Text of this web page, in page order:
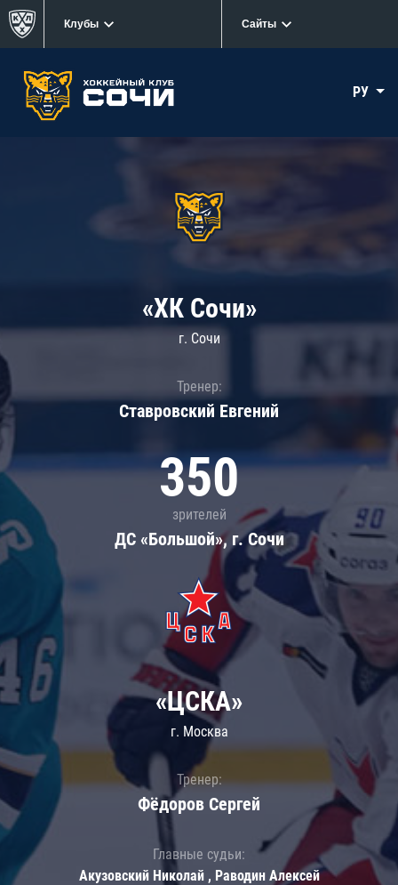
Клубы Сайты
РУ
«ХК Сочи»
г. Сочи
Тренер:
Ставровский Евгений
350
зрителей
ДС «Большой», г. Сочи
«ЦСКА»
г. Москва
Тренер:
Фёдоров Сергей
Главные судьи:
Акузовский Николай , Раводин Алексей